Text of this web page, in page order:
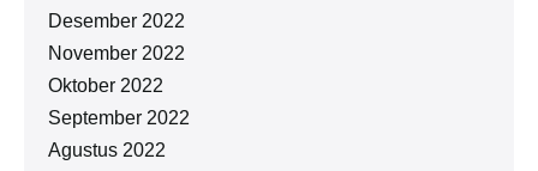
Desember 2022
November 2022
Oktober 2022
September 2022
Agustus 2022